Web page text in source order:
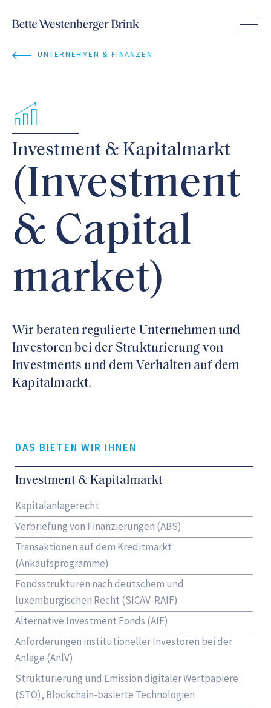
UNTERNEHMEN & FINANZEN
Investment & Kapitalmarkt
(Investment
& Capital
market)
Wir beraten regulierte Unternehmen und
Investoren bei der Strukturierung von
Investments und dem Verhalten auf dem
Kapitalmarkt.
DAS BIETEN WIR IHNEN
Investment & Kapitalmarkt
Kapitalanlagerecht
Verbriefung von Finanzierungen (ABS)
Transaktionen auf dem Kreditmarkt
(Ankaufsprogramme)
Fondsstrukturen nach deutschem und
luxemburgischen Recht (SICAV-RAIF)
Alternative Investment Fonds (AIF)
Anforderungen institutioneller Investoren bei der
Anlage (AnlV)
Strukturierung und Emission digitaler Wertpapiere
(STO), Blockchain-basierte Technologien